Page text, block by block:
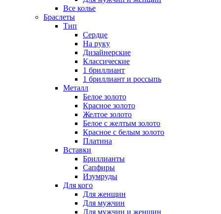
Все колье
Браслеты
Тип
Сердце
На руку
Дизайнерские
Классические
1 бриллиант
1 бриллиант и россыпь
Металл
Белое золото
Красное золото
Желтое золото
Белое с желтым золото
Красное с белым золото
Платина
Вставки
Бриллианты
Сапфиры
Изумруды
Для кого
Для женщин
Для мужчин
Для мужчин и женщин